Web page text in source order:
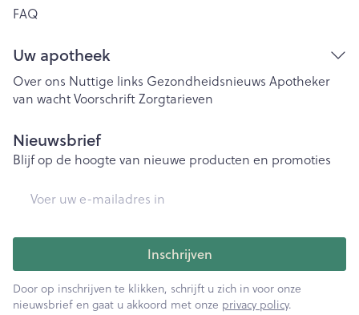
FAQ
Uw apotheek
Over ons Nuttige links Gezondheidsnieuws Apotheker
van wachtVoorschriftZorgtarieven
Nieuwsbrief
Blijf op de hoogte van nieuwe producten en promoties
Inschrijven
Door op inschrijven te klikken, schrijft u zich in voor onze
nieuwsbrief en gaat u akkoord met onze privacy policy.